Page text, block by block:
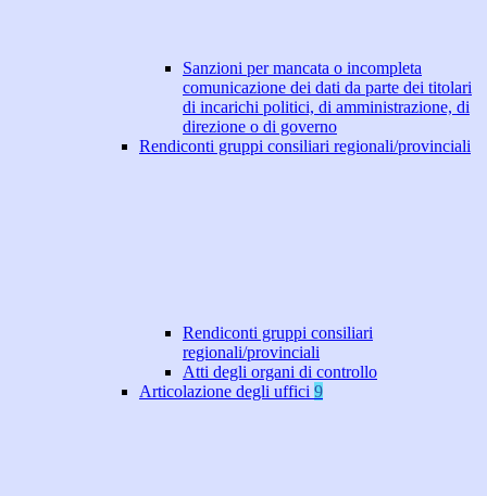
Sanzioni per mancata o incompleta
comunicazione dei dati da parte dei titolari
di incarichi politici, di amministrazione, di
direzione o di governo
Rendiconti gruppi consiliari regionali/provinciali
Rendiconti gruppi consiliari
regionali/provinciali
Atti degli organi di controllo
Articolazione degli uffici 9